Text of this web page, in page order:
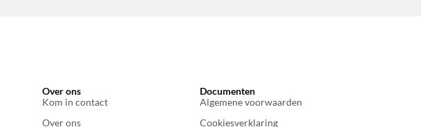
Over ons
Kom in contact
Over ons
Documenten
Algemene voorwaarden
Cookiesverklaring